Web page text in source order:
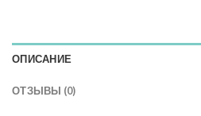
ОПИСАНИЕ
ОТЗЫВЫ (0)